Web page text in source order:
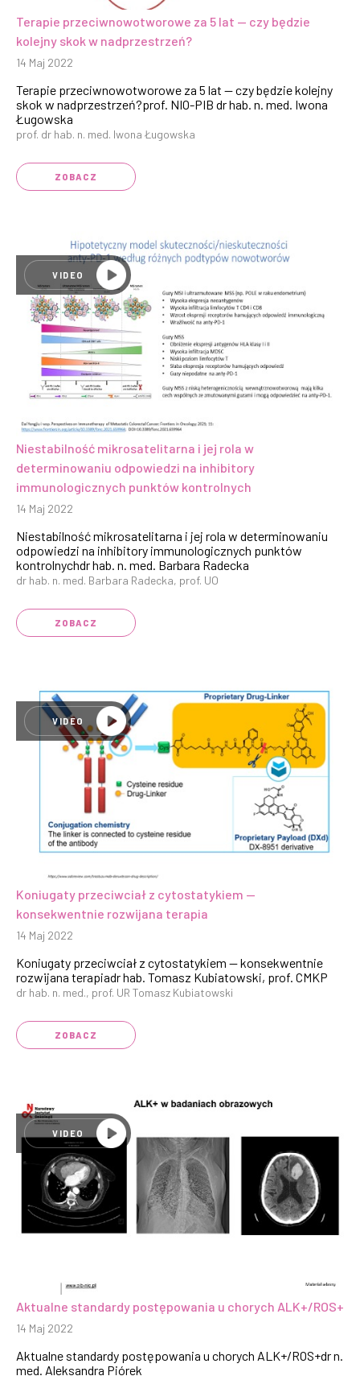
Terapie przeciwnowotworowe za 5 lat — czy będzie
kolejny skok w nadprzestrzeń?
14 Maj 2022
Terapie przeciwnowotworowe za 5 lat — czy będzie kolejny
skok w nadprzestrzeń?prof. NIO-PIB dr hab. n. med. Iwona
Ługowska
prof. dr hab. n. med. Iwona Ługowska
ZOBACZ
VIDEO
Niestabilność mikrosatelitarna i jej rola w
determinowaniu odpowiedzi na inhibitory
immunologicznych punktów kontrolnych
14 Maj 2022
Niestabilność mikrosatelitarna i jej rola w determinowaniu
odpowiedzi na inhibitory immunologicznych punktów
kontrolnychdr hab. n. med. Barbara Radecka
dr hab. n. med. Barbara Radecka, prof. UO
ZOBACZ
VIDEO
Koniugaty przeciwciał z cytostatykiem —
konsekwentnie rozwijana terapia
14 Maj 2022
Koniugaty przeciwciał z cytostatykiem — konsekwentnie
rozwijana terapiadr hab. Tomasz Kubiatowski, prof. CMKP
dr hab. n. med., prof. UR Tomasz Kubiatowski
ZOBACZ
VIDEO
Aktualne standardy postępowania u chorych ALK+/ROS+
14 Maj 2022
Aktualne standardy postępowania u chorych ALK+/ROS+dr n.
med. Aleksandra Piórek